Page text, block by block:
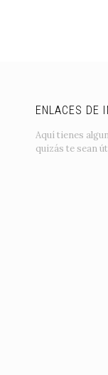
ENLACES DE
Aquí tienes
quizás te sean